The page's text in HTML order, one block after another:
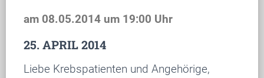
am 08.05.2014 um 19:00 Uhr
25. APRIL 2014
Liebe Krebspatienten und Angehörige,